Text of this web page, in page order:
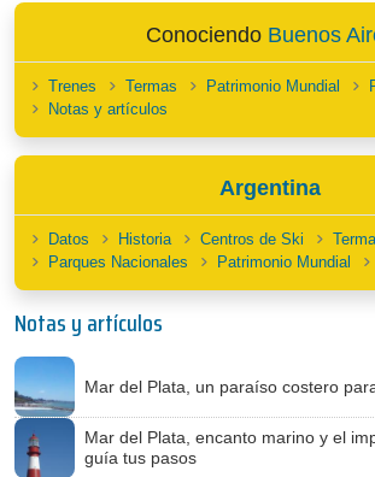
Conociendo Buenos
Trenes Termas Patrimonio Mundial
Notas y artículos
Argentina
Datos Historia Centros de Ski
Parques Nacionales
Patrimonio Mundial
Notas y artículos
Mar del Plata, un paraíso costero
Mar del Plata, encanto marino y el
guía tus pasos